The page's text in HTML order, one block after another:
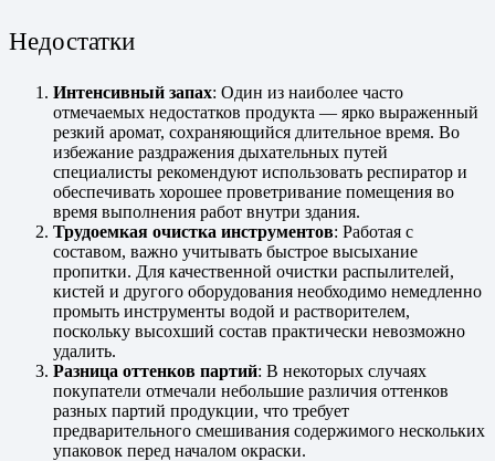
Недостатки
Интенсивный запах: Один из наиболее часто
отмечаемых недостатков продукта — ярко выраженный
резкий аромат, сохраняющийся длительное время. Во
избежание раздражения дыхательных путей
специалисты рекомендуют использовать респиратор и
обеспечивать хорошее проветривание помещения во
время выполнения работ внутри здания.
Трудоемкая очистка инструментов: Работая с
составом, важно учитывать быстрое высыхание
пропитки. Для качественной очистки распылителей,
кистей и другого оборудования необходимо немедленно
промыть инструменты водой и растворителем,
поскольку высохший состав практически невозможно
удалить.
Разница оттенков партий: В некоторых случаях
покупатели отмечали небольшие различия оттенков
разных партий продукции, что требует
предварительного смешивания содержимого нескольких
упаковок перед началом окраски.